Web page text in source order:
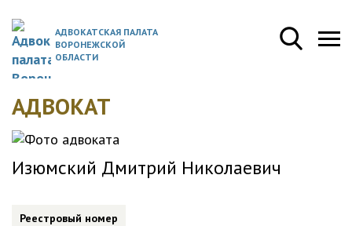
АДВОКАТСКАЯ ПАЛАТА
ВОРОНЕЖСКОЙ
ОБЛАСТИ
АДВОКАТ
Изюмский Дмитрий Николаевич
Реестровый номер